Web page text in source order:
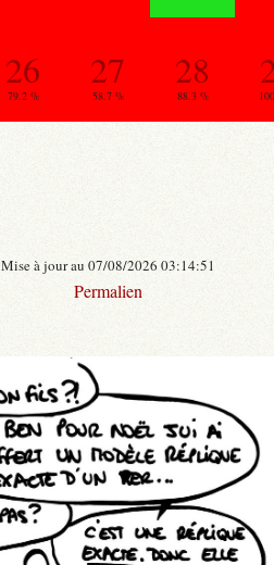
26
79.2 %
27
58.7 %
28
88.3 %
Mise à jour au 07/08/2026 03:14:51
Permalien